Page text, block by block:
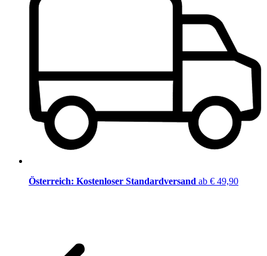
Österreich: Kostenloser Standardversand ab € 49,90